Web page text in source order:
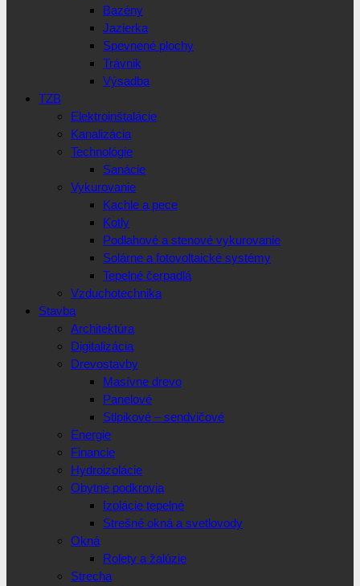
Bazény
Jazierka
Spevnené plochy
Trávnik
Výsadba
TZB
Elektroinštalácie
Kanalizácia
Technológie
Sanácie
Vykurovanie
Kachle a pece
Kotly
Podlahové a stenové vykurovanie
Solárne a fotovoltaické systémy
Tepelné čerpadlá
Vzduchotechnika
Stavba
Architektúra
Digitalizácia
Drevostavby
Masívne drevo
Panelové
Stlpikové – sendvičové
Energie
Financie
Hydroizolácie
Obytné podkrovia
Izolácie tepelné
Strešné okná a svetlovody
Okná
Rolety a žalúzie
Strecha